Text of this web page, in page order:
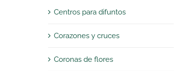
Centros para difuntos
Corazones y cruces
Coronas de flores